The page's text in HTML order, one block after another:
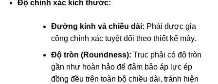
Độ chính xác kích thước:
Đường kính và chiều dài: Phải được gia
công chính xác tuyệt đối theo thiết kế máy.
Độ tròn (Roundness): Trục phải có độ tròn
gần như hoàn hảo để đảm bảo áp lực ép
đồng đều trên toàn bộ chiều dài, tránh hiện